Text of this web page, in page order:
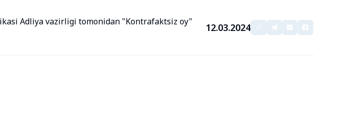
Adliya vazirligi tomonidan "Kontrafaktsiz oy"
12.03.2024